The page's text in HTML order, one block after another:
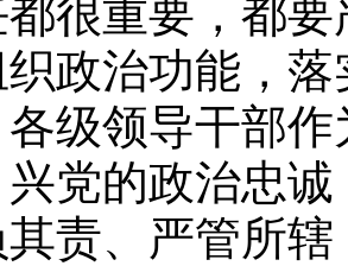
很重要，都
织政治功能，
级领导干部
兴党的政治忠
其责、严管所